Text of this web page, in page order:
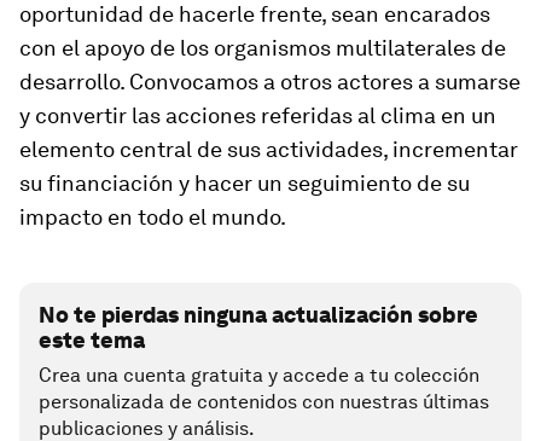
oportunidad de hacerle frente, sean encarados
con el apoyo de los organismos multilaterales de
desarrollo. Convocamos a otros actores a sumarse
y convertir las acciones referidas al clima en un
elemento central de sus actividades, incrementar
su financiación y hacer un seguimiento de su
impacto en todo el mundo.
No te pierdas ninguna actualización sobre
este tema
Crea una cuenta gratuita y accede a tu colección
personalizada de contenidos con nuestras últimas
publicaciones y análisis.